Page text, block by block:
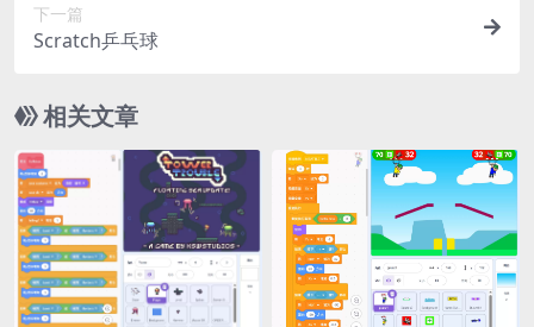
下一篇
Scratch乒乓球
相关文章